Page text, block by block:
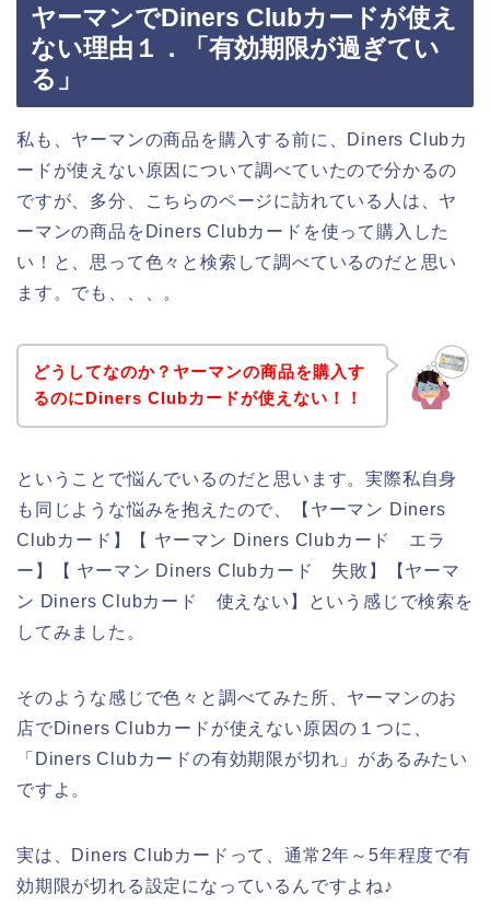
ヤーマンでDiners Clubカードが使え
ない理由１．「有効期限が過ぎてい
る」
私も、ヤーマンの商品を購入する前に、Diners Clubカ
ードが使えない原因について調べていたので分かるの
ですが、多分、こちらのページに訪れている人は、ヤ
ーマンの商品をDiners Clubカードを使って購入した
い！と、思って色々と検索して調べているのだと思い
ます。でも、、、。
どうしてなのか？ヤーマンの商品を購入す
るのにDiners Clubカードが使えない！！
ということで悩んでいるのだと思います。実際私自身
も同じような悩みを抱えたので、【ヤーマン Diners
Clubカード】【 ヤーマン Diners Clubカード エラ
ー】【 ヤーマン Diners Clubカード 失敗】【ヤーマ
ン Diners Clubカード 使えない】という感じで検索を
してみました。
そのような感じで色々と調べてみた所、ヤーマンのお
店でDiners Clubカードが使えない原因の１つに、
「Diners Clubカードの有効期限が切れ」があるみたい
ですよ。
実は、Diners Clubカードって、通常2年～5年程度で有
効期限が切れる設定になっているんですよね♪